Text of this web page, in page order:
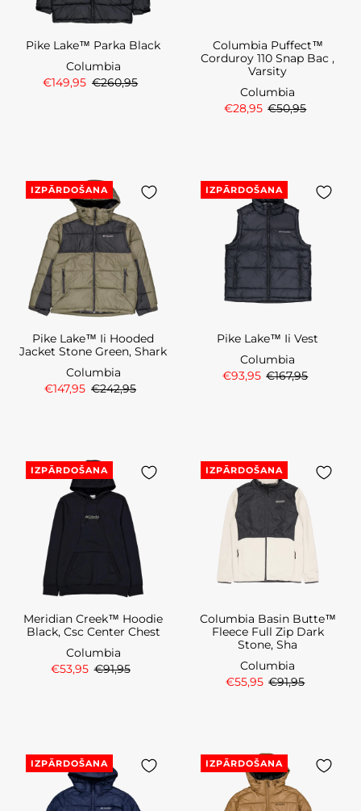
Pike Lake™ Parka Black
Columbia
€149,95 €260,95
Columbia Puffect™
Corduroy 110 Snap Bac ,
Varsity
Columbia
€28,95 €50,95
IZPĀRDOŠANA
Pike Lake™ Ii Hooded
Jacket Stone Green, Shark
Columbia
€147,95 €242,95
IZPĀRDOŠANA
Pike Lake™ Ii Vest
Columbia
€93,95 €167,95
IZPĀRDOŠANA
Meridian Creek™ Hoodie
Black, Csc Center Chest
Columbia
€53,95 €91,95
IZPĀRDOŠANA
Columbia Basin Butte™
Fleece Full Zip Dark
Stone, Sha
Columbia
€55,95 €91,95
IZPĀRDOŠANA IZPĀRDOŠANA